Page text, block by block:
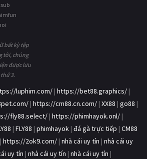
bất kỳ tệp
tôi, chúng
được lưu
3.
luphim.com/ | https://bet88.graphics/ |
| https://cm88.cn.com/ | XX88 | go88 |
fly88.select/ | https://phimhayok.onl/ |
| FLY88 | phimhayok | đá gà trực tiếp | CM88
| https://2ok9.com/ | nhà cái uy tín | nhà cái uy
uy tín | nhà cái uy tín | nhà cái uy tín |